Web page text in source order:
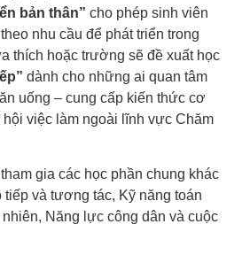
bản thân” cho phép sinh viên
nhu cầu để phát triển trong
thích hoặc trường sẽ đề xuất học
dành cho những ai quan tâm
uống – cung cấp kiến thức cơ
việc làm ngoài lĩnh vực Chăm
gia các học phần chung khác
và tương tác, Kỹ năng toán
Năng lực công dân và cuộc